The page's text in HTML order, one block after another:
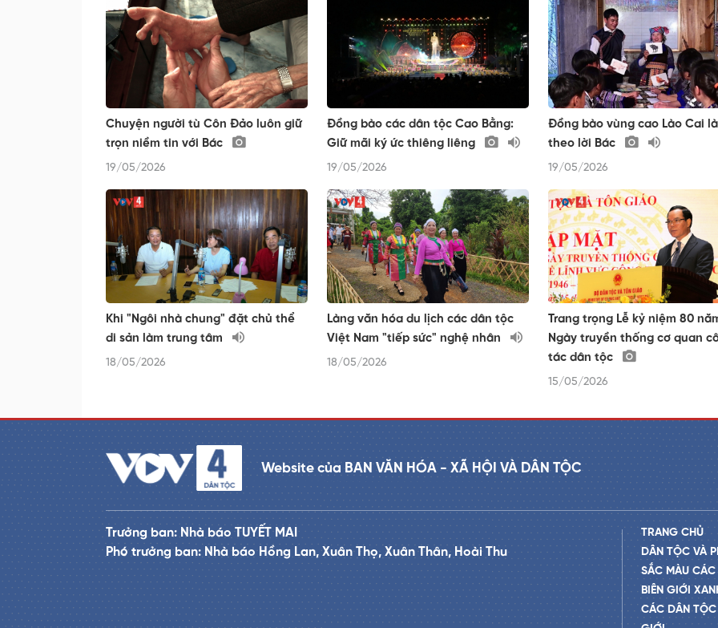
Chuyện người tù Côn Đảo luôn giữ
trọn niềm tin với Bác
19/05/2026
Đồng bào các dân tộc Cao Bằng:
Giữ mãi ký ức thiêng liêng
19/05/2026
Đồng bào vùng cao Lào Cai
theo lời Bác
19/05/2026
Khi "Ngôi nhà chung" đặt chủ thể
di sản làm trung tâm
18/05/2026
Làng văn hóa du lịch các dân tộc
Việt Nam "tiếp sức" nghệ nhân
18/05/2026
Trang trọng Lễ kỷ niệm 80
Ngày truyền thống cơ quan
tác dân tộc
15/05/2026
Website của BAN VĂN HÓA - XÃ HỘI VÀ DÂN TỘC
Trưởng ban: Nhà báo TUYẾT MAI
Phó trưởng ban: Nhà báo Hồng Lan, Xuân Thọ, Xuân Thân, Hoài Thu
TRANG CHỦ
DÂN TỘC VÀ
SẮC MÀU
BIÊN GIỚI
CÁC DÂN TỘC